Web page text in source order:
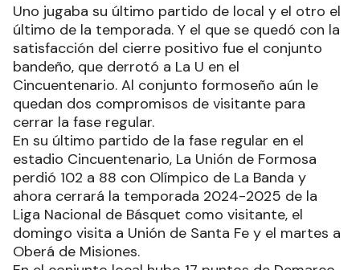
Uno jugaba su último partido de local y el otro el
último de la temporada. Y el que se quedó con la
satisfacción del cierre positivo fue el conjunto
bandeño, que derrotó a La U en el
Cincuentenario. Al conjunto formoseño aún le
quedan dos compromisos de visitante para
cerrar la fase regular.
En su último partido de la fase regular en el
estadio Cincuentenario, La Unión de Formosa
perdió 102 a 88 con Olímpico de La Banda y
ahora cerrará la temporada 2024-2025 de la
Liga Nacional de Básquet como visitante, el
domingo visita a Unión de Santa Fe y el martes a
Oberá de Misiones.